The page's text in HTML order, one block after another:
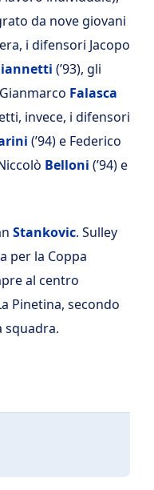
da nove giovani
i difensori Jacopo
(’93), gli
Gianmarco Falasca
invece, i difensori
(’94) e Federico
Belloni (’94) e
Stankovic. Sulley
per la Coppa
al centro
Pinetina, secondo
squadra.